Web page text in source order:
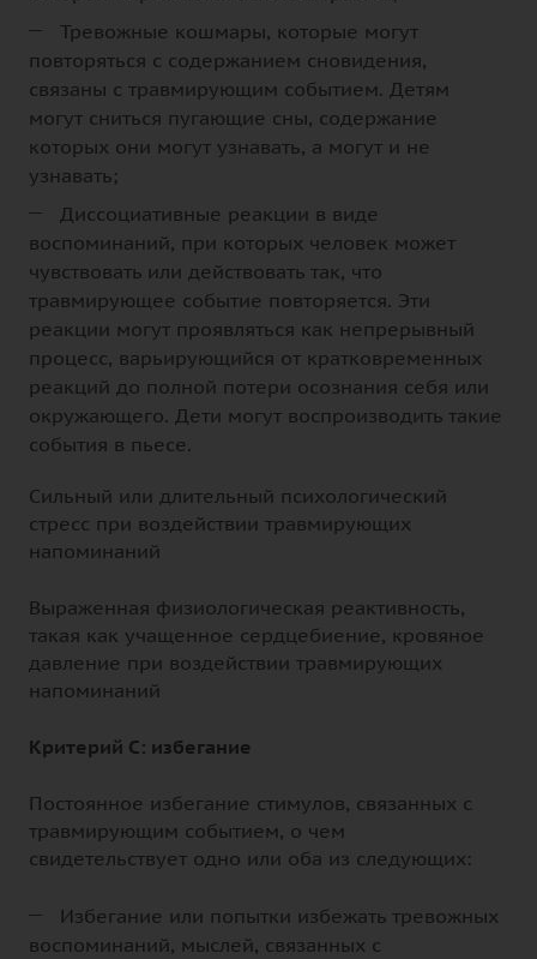
Тревожные кошмары, которые могут
повторяться с содержанием сновидения,
связаны с травмирующим событием. Детям
могут сниться пугающие сны, содержание
которых они могут узнавать, а могут и не
узнавать;
Диссоциативные реакции в виде
воспоминаний, при которых человек может
чувствовать или действовать так, что
травмирующее событие повторяется. Эти
реакции могут проявляться как непрерывный
процесс, варьирующийся от кратковременных
реакций до полной потери осознания себя или
окружающего. Дети могут воспроизводить такие
события в пьесе.
Сильный или длительный психологический
стресс при воздействии травмирующих
напоминаний
Выраженная физиологическая реактивность,
такая как учащенное сердцебиение, кровяное
давление при воздействии травмирующих
напоминаний
Критерий С: избегание
Постоянное избегание стимулов, связанных с
травмирующим событием, о чем
свидетельствует одно или оба из следующих:
Избегание или попытки избежать тревожных
воспоминаний, мыслей, связанных с